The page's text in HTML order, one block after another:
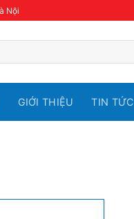
Nội
GIỚI THIỆU TIN TỨC